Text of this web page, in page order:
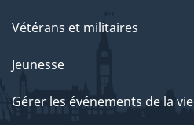
Vétérans et militaires
Jeunesse
Gérer les événements de la vie